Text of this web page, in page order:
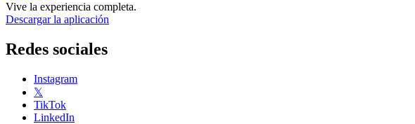
Vive la experiencia completa.
Descargar la aplicación
Redes sociales
Instagram
𝕏
TikTok
LinkedIn